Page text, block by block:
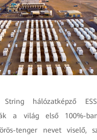
hálózatképző
a világ első 100%-
tenger nevet viselő,